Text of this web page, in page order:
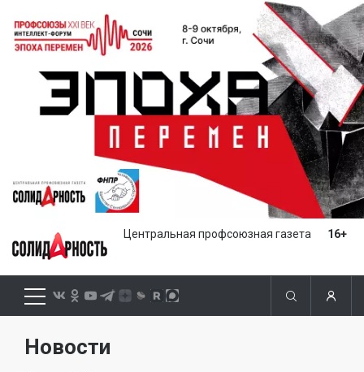
Центральная профсоюзная газета 16+
Новости